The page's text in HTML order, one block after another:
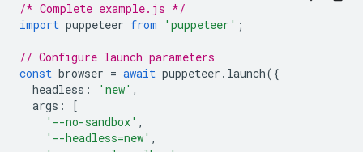
/* Complete example.js */
import puppeteer from 'puppeteer' ;
// Configure launch parameters
const browser = await puppeteer . launch({
headless : 'new' ,
args :
[
'--no-sandbox' ,
'--headless=new' ,